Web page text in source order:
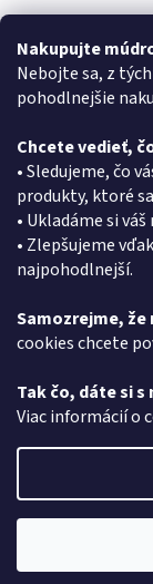
Nakupujte
Nebojte sa, z
pohodlnejšie
Chcete vedieť,
• Sledujeme, čo
produkty, ktoré
• Ukladáme si
• Zlepšujeme
najpohodlnejší.
Samozrejme,
cookies chcete
Tak čo, dáte si s
Viac informácií o